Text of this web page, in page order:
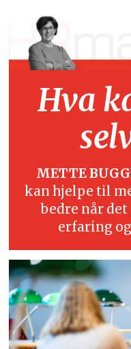
Hva
METTE
kan hjelpe til
bedre når
erfaring